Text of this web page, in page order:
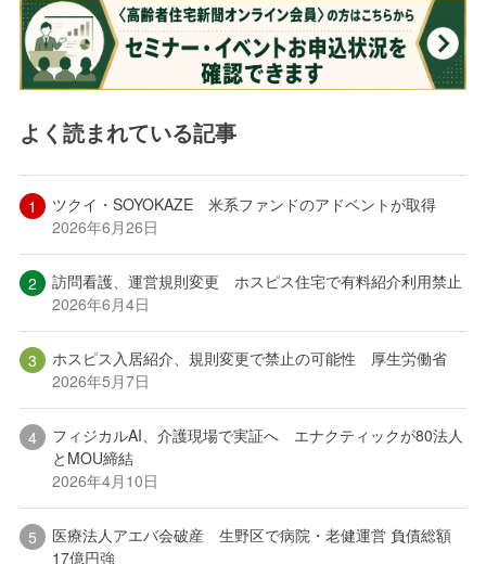
よく読まれている記事
ツクイ・SOYOKAZE 米系ファンドのアドベントが取得
2026年6月26日
訪問看護、運営規則変更 ホスピス住宅で有料紹介利用禁止
2026年6月4日
ホスピス入居紹介、規則変更で禁止の可能性 厚生労働省
2026年5月7日
フィジカルAI、介護現場で実証へ エナクティックが80法人
とMOU締結
2026年4月10日
医療法人アエバ会破産 生野区で病院・老健運営 負債総額
17億円強